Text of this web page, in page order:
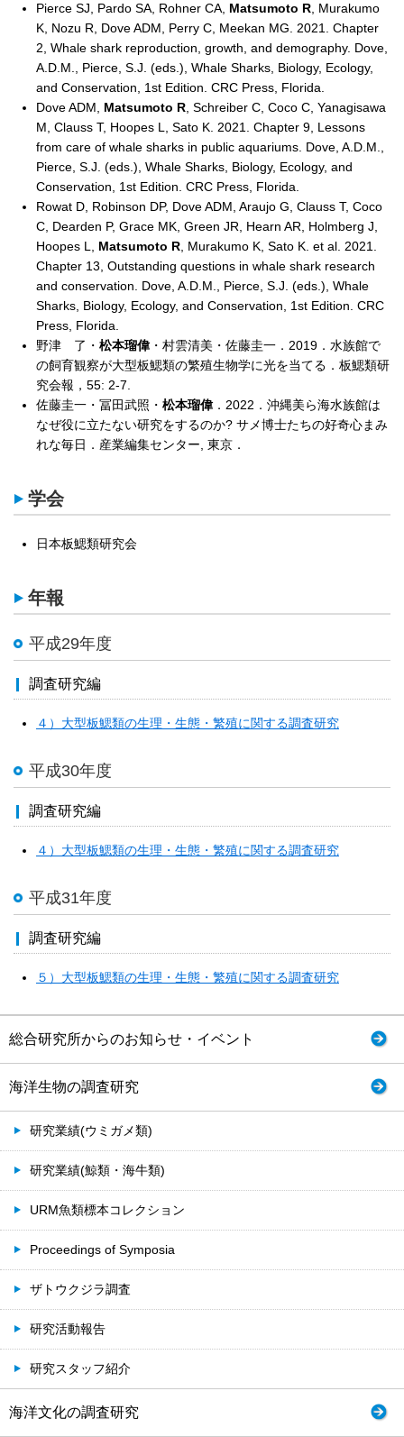
Pierce SJ, Pardo SA, Rohner CA, Matsumoto R , Murakumo
K, Nozu R, Dove ADM, Perry C, Meekan MG. 2021. Chapter
2, Whale shark reproduction, growth, and demography. Dove,
A.D.M., Pierce, S.J. (eds.), Whale Sharks, Biology, Ecology,
and Conservation, 1st Edition. CRC Press, Florida.
Dove ADM, Matsumoto R , Schreiber C, Coco C, Yanagisawa
M, Clauss T, Hoopes L, Sato K. 2021. Chapter 9, Lessons
from care of whale sharks in public aquariums. Dove, A.D.M.,
Pierce, S.J. (eds.), Whale Sharks, Biology, Ecology, and
Conservation, 1st Edition. CRC Press, Florida.
Rowat D, Robinson DP, Dove ADM, Araujo G, Clauss T, Coco
C, Dearden P, Grace MK, Green JR, Hearn AR, Holmberg J,
Hoopes L, Matsumoto R , Murakumo K, Sato K. et al. 2021.
Chapter 13, Outstanding questions in whale shark research
and conservation. Dove, A.D.M., Pierce, S.J. (eds.), Whale
Sharks, Biology, Ecology, and Conservation, 1st Edition. CRC
Press, Florida.
野津 了・ 松本瑠偉・村雲清美・佐藤圭一．2019．水族館で
の飼育観察が大型板鰓類の繁殖生物学に光を当てる．板鰓類研
究会報，55: 2-7.
佐藤圭一・冨田武照・ 松本瑠偉．2022．沖縄美ら海水族館は
なぜ役に立たない研究をするのか? サメ博士たちの好奇心まみ
れな毎日．産業編集センター, 東京．
学会
日本板鰓類研究会
年報
平成29年度
調査研究編
４）大型板鰓類の生理・生態・繁殖に関する調査研究
平成30年度
調査研究編
４）大型板鰓類の生理・生態・繁殖に関する調査研究
平成31年度
調査研究編
５）大型板鰓類の生理・生態・繁殖に関する調査研究
総合研究所からのお知らせ・イベント
海洋生物の調査研究
研究業績(ウミガメ類)
研究業績(鯨類・海牛類)
URM魚類標本コレクション
Proceedings of Symposia
ザトウクジラ調査
研究活動報告
研究スタッフ紹介
海洋文化の調査研究